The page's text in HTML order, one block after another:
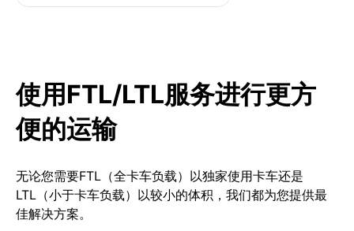
使用FTL/LTL服务进行更方
便的运输
无论您需要FTL（全卡车负载）以独家使用卡车还是
LTL（小于卡车负载）以较小的体积，我们都为您提供最
佳解决方案。